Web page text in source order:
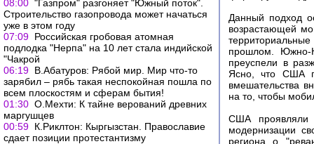
08:00 "Газпром" разгоняет "Южный поток".
Строительство газопровода может начаться
уже в этом году
07:09 Российская гробовая атомная
подлодка "Нерпа" на 10 лет стала индийской
"Чакрой
06:19 В.Абатуров: Рябой мир. Мир что-то
зарябил – рябь такая неспокойная пошла по
всем плоскостям и сферам бытия!
01:30 О.Мехти: К тайне верований древних
маргушцев
00:59 К.Риклтон: Кыргызстан. Православие
сдает позиции протестантизму
Данный подход
возрастающей
прошлом. Южно-
преуспели в
Ясно, что США
вмешательства
на то, чтобы
США проявляли
модернизации
региона о